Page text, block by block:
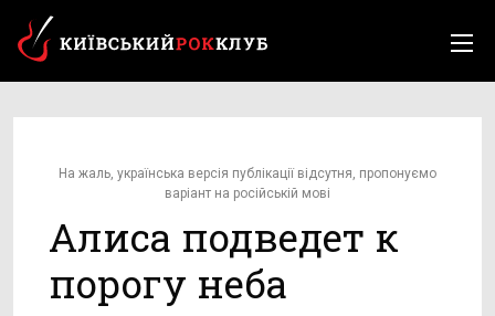
На жаль, українська версія публікації відсутня, пропонуємо
варіант на російській мові
Алиса подведет к
порогу неба